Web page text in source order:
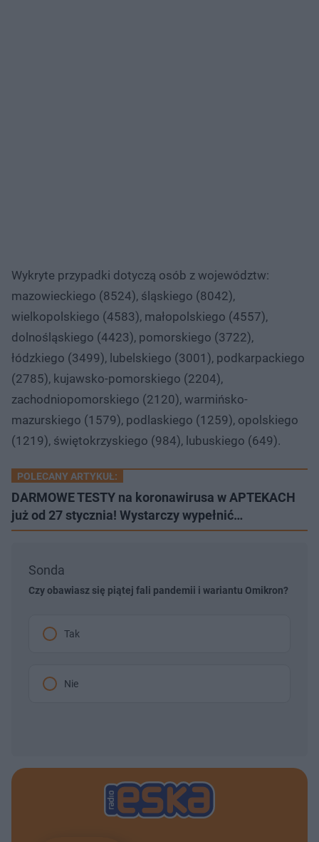
Wykryte przypadki dotyczą osób z województw:
mazowieckiego (8524), śląskiego (8042),
wielkopolskiego (4583), małopolskiego (4557),
dolnośląskiego (4423), pomorskiego (3722),
łódzkiego (3499), lubelskiego (3001), podkarpackiego
(2785), kujawsko-pomorskiego (2204),
zachodniopomorskiego (2120), warmińsko-
mazurskiego (1579), podlaskiego (1259), opolskiego
(1219), świętokrzyskiego (984), lubuskiego (649).
POLECANY ARTYKUŁ:
DARMOWE TESTY na koronawirusa w APTEKACH
już od 27 stycznia! Wystarczy wypełnić…
Sonda
Czy obawiasz się piątej fali pandemii i wariantu Omikron?
Tak
Nie